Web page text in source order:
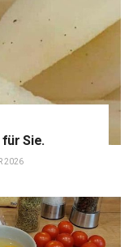
Sie.
2026